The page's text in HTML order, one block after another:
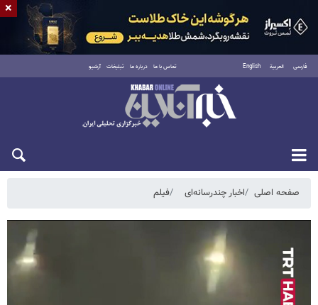
فارسی العربية English تماس با ما درباره ما تبلیغات آرشیو
شنبه ۱۷ مرداد ۱۴۰۵
صفحه اصلی اخبار چندرسانه‌ای فیلم
×